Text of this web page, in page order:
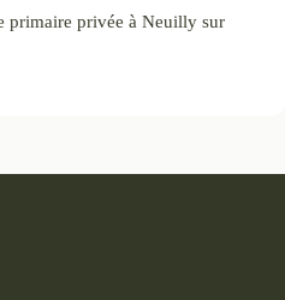
primaire privée à Neuilly sur